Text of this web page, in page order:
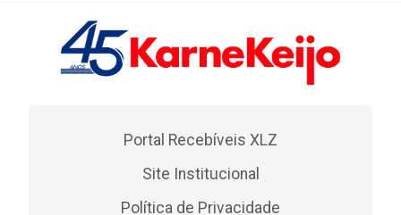
Portal Recebíveis XLZ
Site Institucional
Política de Privacidade